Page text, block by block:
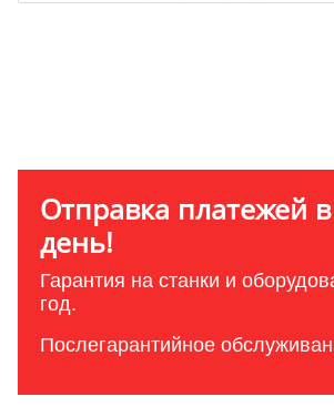
Отправка платежей
день!
Гарантия на станки и
год.
Послегарантийное